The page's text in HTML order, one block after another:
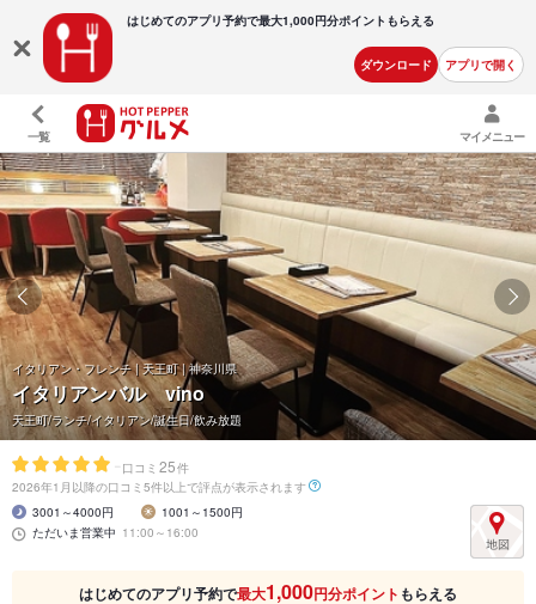
はじめてのアプリ予約で最大1,000円分ポイントもらえる
ダウンロード アプリで開く
一覧 マイメニュー
イタリアン・フレンチ | 天王町 | 神奈川県
イタリアンバル vino
天王町/ランチ/イタリアン/誕生日/飲み放題
- 口コミ 25件
2026年1月以降の口コミ5件以上で評点が表示されます
3001～4000円
1001～1500円
ただいま営業中 11:00～16:00
はじめてのアプリ予約で最大1,000円分ポイント もらえる